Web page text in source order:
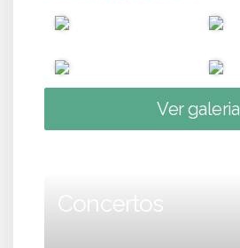
Ver galeria
Concertos